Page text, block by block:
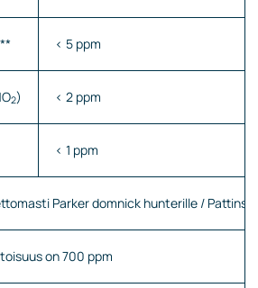
< 5 ppm
2) < 2 ppm
< 1 ppm
Parker domnick hunterille /
on 700 ppm